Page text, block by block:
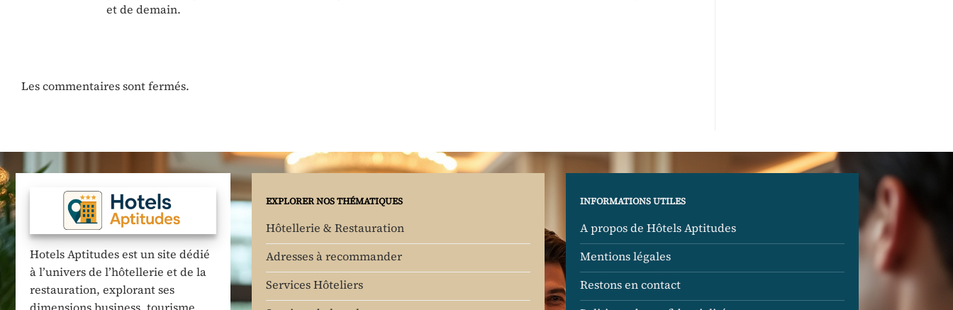
et de demain.
Les commentaires sont fermés.
Hotels Aptitudes est un site dédié
à l’univers de l’hôtellerie et de la
restauration, explorant ses
EXPLORER NOS THÉMATIQUES
Hôtellerie & Restauration
Adresses à recommander
Services Hôteliers
INFORMATIONS UTILES
A propos de Hôtels Aptitudes
Mentions légales
Restons en contact